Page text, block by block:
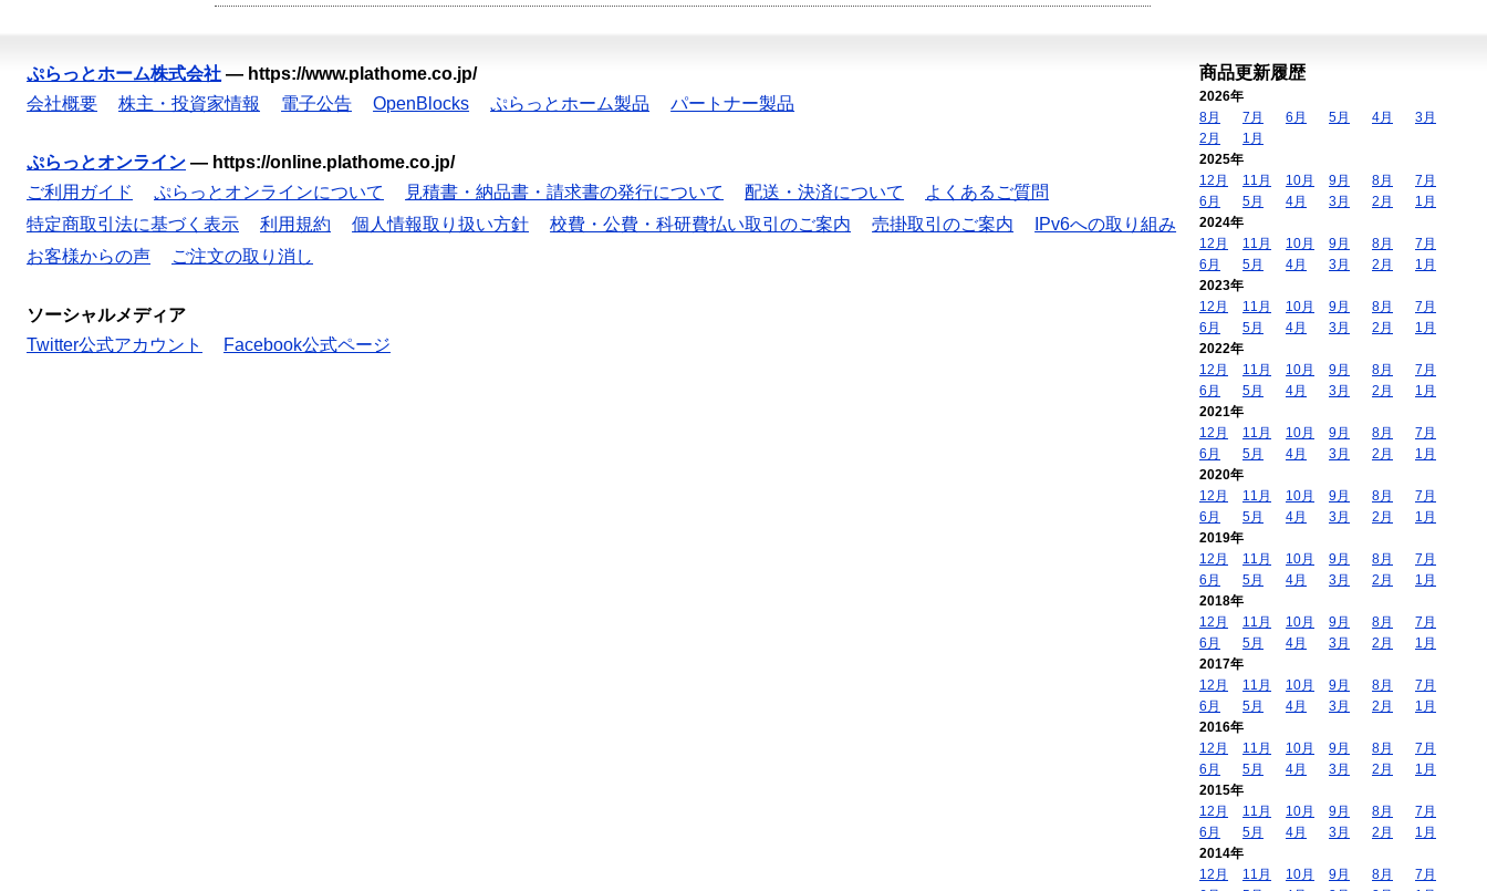
ぷらっとホーム株式会社 — https://www.plathome.co.jp/
会社概要
株主・投資家情報 電子公告 OpenBlocks ぷらっとホーム製品 パートナー製品
ぷらっとオンライン — https://online.plathome.co.jp/
ご利用ガイド
ぷらっとオンラインについて 見積書・納品書・請求書の発行について 配送・決済について
よくあるご質問
特定商取引法に基づく表示
利用規約 個人情報取り扱い方針 校費・公費・科研費払い取引のご案内 売掛取引のご案内
IPv6への取り組み
お客様からの声
ご注文の取り消し
ソーシャルメディア
Twitter公式アカウント
Facebook公式ページ
商品更新履歴
2026年
8月
7月 6月 5月 4月
3月
2月
1月
2025年
12月
11月 10月 9月 8月
7月
6月
5月 4月 3月 2月
1月
2024年
12月
11月 10月 9月 8月
7月
6月
5月 4月 3月 2月
1月
2023年
12月
11月 10月 9月 8月
7月
6月
5月 4月 3月 2月
1月
2022年
12月
11月 10月 9月 8月
7月
6月
5月 4月 3月 2月
1月
2021年
12月
11月 10月 9月 8月
7月
6月
5月 4月 3月 2月
1月
2020年
12月
11月 10月 9月 8月
7月
6月
5月 4月 3月 2月
1月
2019年
12月
11月 10月 9月 8月
7月
6月
5月 4月 3月 2月
1月
2018年
12月
11月 10月 9月 8月
7月
6月
5月 4月 3月 2月
1月
2017年
12月
11月 10月 9月 8月
7月
6月
5月 4月 3月 2月
1月
2016年
12月
11月 10月 9月 8月
7月
6月
5月 4月 3月 2月
1月
2015年
12月
11月 10月 9月 8月
7月
6月
5月 4月 3月 2月
1月
2014年
12月
11月 10月 9月 8月
7月